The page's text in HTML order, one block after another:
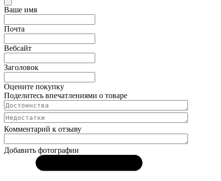
Ваше имя
Почта
Вебсайт
Заголовок
Оцените покупку
Поделитесь впечатлениями о товаре
Комментарий к отзыву
Добавить фотографии